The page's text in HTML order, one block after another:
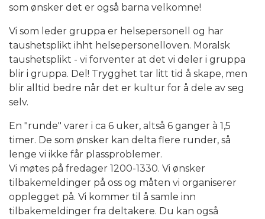
som ønsker det er også barna velkomne!
Vi som leder gruppa er helsepersonell og har
taushetsplikt ihht helsepersonelloven. Moralsk
taushetsplikt - vi forventer at det vi deler i gruppa
blir i gruppa. Del! Trygghet tar litt tid å skape, men
blir alltid bedre når det er kultur for å dele av seg
selv.
En "runde" varer i ca 6 uker, altså 6 ganger à 1,5
timer. De som ønsker kan delta flere runder, så
lenge vi ikke får plassproblemer.
Vi møtes på fredager 1200-1330. Vi ønsker
tilbakemeldinger på oss og måten vi organiserer
opplegget på. Vi kommer til å samle inn
tilbakemeldinger fra deltakere. Du kan også